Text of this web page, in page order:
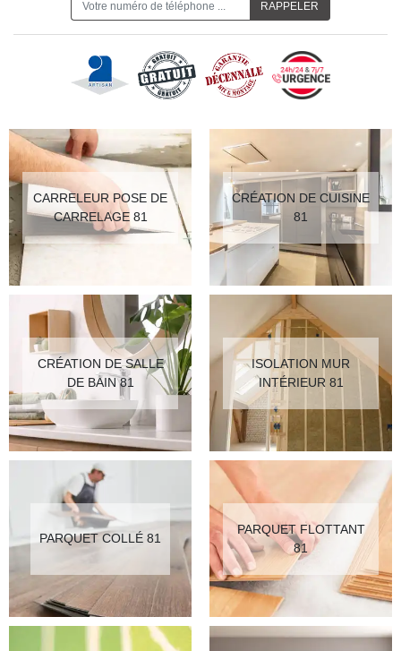
CARRELEUR POSE DE
CARRELAGE 81
CRÉATION DE CUISINE
81
CRÉATION DE SALLE
DE BAIN 81
ISOLATION MUR
INTÉRIEUR 81
PARQUET COLLÉ 81
PARQUET FLOTTANT
81